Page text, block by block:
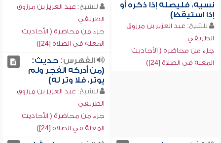
نسيه، فليصله إذا ذكره أو
إذا استيقظ)
للشيخ: عبد العزيز بن مرزوق
الطريفي
جزء من محاضرة ( الأحاديث
المعلة في الصلاة [24])
للشيخ: عبد العزيز بن مرزوق
الطريفي
جزء من محاضرة ( الأحاديث
المعلة في الصلاة [24])
الفهرس:حديث:
(من أدركه الفجر ولم
يوتر، فلا وتر له)
للشيخ: عبد العزيز بن مرزوق
الطريفي
جزء من محاضرة ( الأحاديث
المعلة في الصلاة [24])